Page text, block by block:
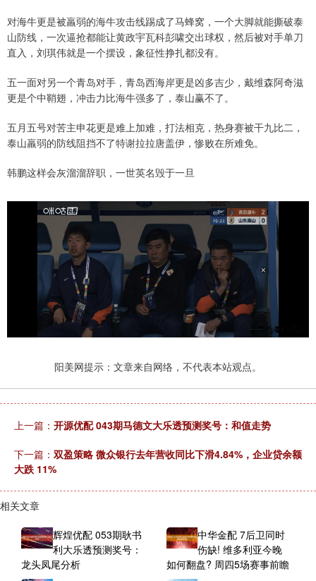
对海牛更是被羸弱的海牛攻击线踢成了马蜂窝，一个大脚就能撕破泰
山防线，一次逼抢都能让黄政宇瓦科彭啸交出球权，然后被对手单刀
直入，刘琪伟就是一个摆设，象征性挣扎都没有。
五一面对另一个青岛对手，青岛西海岸更是凶多吉少，戴维森阿奇滋
更是个中鞘翅，冲击力比海牛强多了，泰山赢不了。
五月五号对苦主申花更是难上加难，打法相克，热身赛被干九比二，
泰山羸弱的防线阻挡不了特谢拉拉唐盖伊，惨败在所难免。
韩鹏这样会灰溜溜辞职，一世英名毁于一旦
阳美网提示：文章来自网络，不代表本站观点。
上一篇： 开源优配 043期马德文大乐透预测奖号：和值走势
下一篇： 双盈策略 微众银行去年营收同比下滑4.84%，企业贷余额
大跌 11%
相关文章
辉煌优配 053期耿书
利大乐透预测奖号：
龙头凤尾分析
中华金配 7后卫同时
伤缺! 维多利亚今晚
如何翻盘? 周四5场赛事前瞻